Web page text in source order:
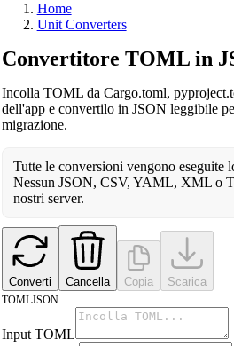
Home
Unit Converters
Convertitore TOML in
Incolla TOML da Cargo.toml,
dell'app e convertilo in JSON leggibile
migrazione.
Tutte le conversioni vengono eseguite
Nessun JSON, CSV, YAML, XML o
nostri server.
Converti Cancella Copia Scarica
TOMLJSON
Input TOML